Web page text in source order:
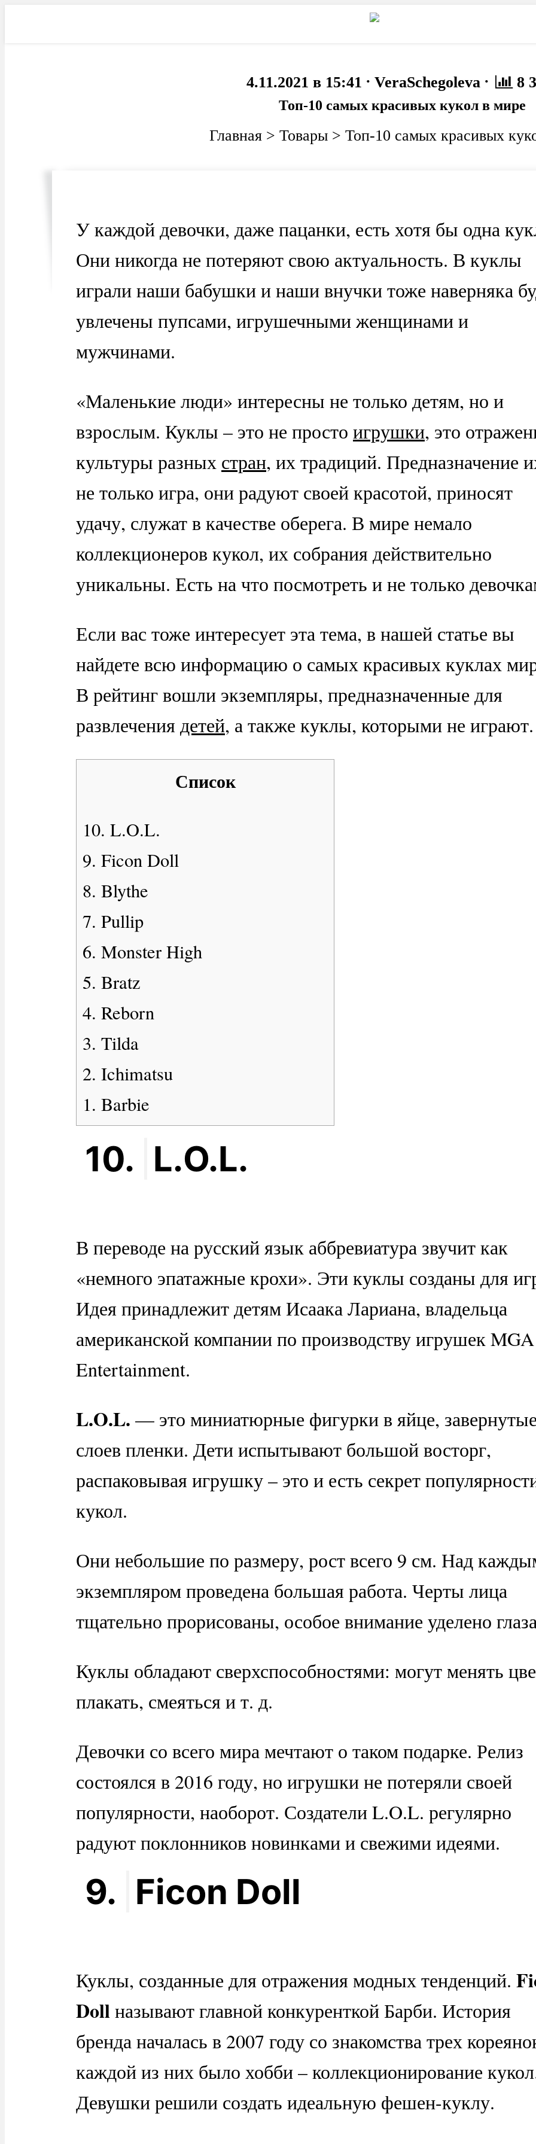
Животные
4.11.2021 в 15:41 · VeraSchegoleva · 8
Топ-10 самых красивых кукол в мире
Главная> Товары> Топ-10 самых красивых
У каждой девочки, даже пацанки, есть хотя бы одна
Они никогда не потеряют свою актуальность. В куклы
играли наши бабушки и наши внучки тоже наверняка
увлечены пупсами, игрушечными женщинами и
мужчинами.
«Маленькие люди» интересны не только детям, но и
взрослым. Куклы – это не просто игрушки, это
культуры разных стран, их традиций. Предназначение
не только игра, они радуют своей красотой, приносят
удачу, служат в качестве оберега. В мире немало
коллекционеров кукол, их собрания действительно
уникальны. Есть на что посмотреть и не только
Если вас тоже интересует эта тема, в нашей статье вы
найдете всю информацию о самых красивых куклах
В рейтинг вошли экземпляры, предназначенные для
развлечениядетей, а также куклы, которыми не играют.
Список
10. L.O.L.
9. Ficon Doll
8. Blythe
7. Pullip
6. Monster High
5. Bratz
4. Reborn
3. Tilda
2. Ichimatsu
1. Barbie
10. L.O.L.
В переводе на русский язык аббревиатура звучит как
«немного эпатажные крохи». Эти куклы созданы для
Идея принадлежит детям Исаака Лариана, владельца
американской компании по производству игрушек MGA
Entertainment.
L.O.L. — это миниатюрные фигурки в яйце,
слоев пленки. Дети испытывают большой восторг,
распаковывая игрушку – это и есть секрет
кукол.
Они небольшие по размеру, рост всего 9 см. Над
экземпляром проведена большая работа. Черты лица
тщательно прорисованы, особое внимание уделено
Куклы обладают сверхспособностями: могут менять
плакать, смеяться и т. д.
Девочки со всего мира мечтают о таком подарке. Релиз
состоялся в 2016 году, но игрушки не потеряли своей
популярности, наоборот. Создатели L.O.L. регулярно
радуют поклонников новинками и свежими идеями.
9. Ficon Doll
Куклы, созданные для отражения модных тенденций.
Dollназывают главной конкуренткой Барби. История
бренда началась в 2007 году со знакомства трех
каждой из них было хобби – коллекционирование
Девушки решили создать идеальную фешен-куклу.